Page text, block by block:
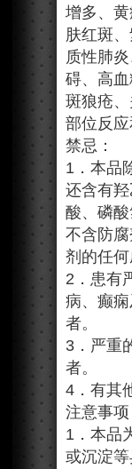
增多、
肤红斑
质性肺
碍、高
斑狼疮
部位反应
禁忌：
1．本品
还含有
酸、磷酸
不含防
剂的任何
2．患有
病、癫
者。
3．严重
者。
4．有其
注意事项
1．本品
或沉淀